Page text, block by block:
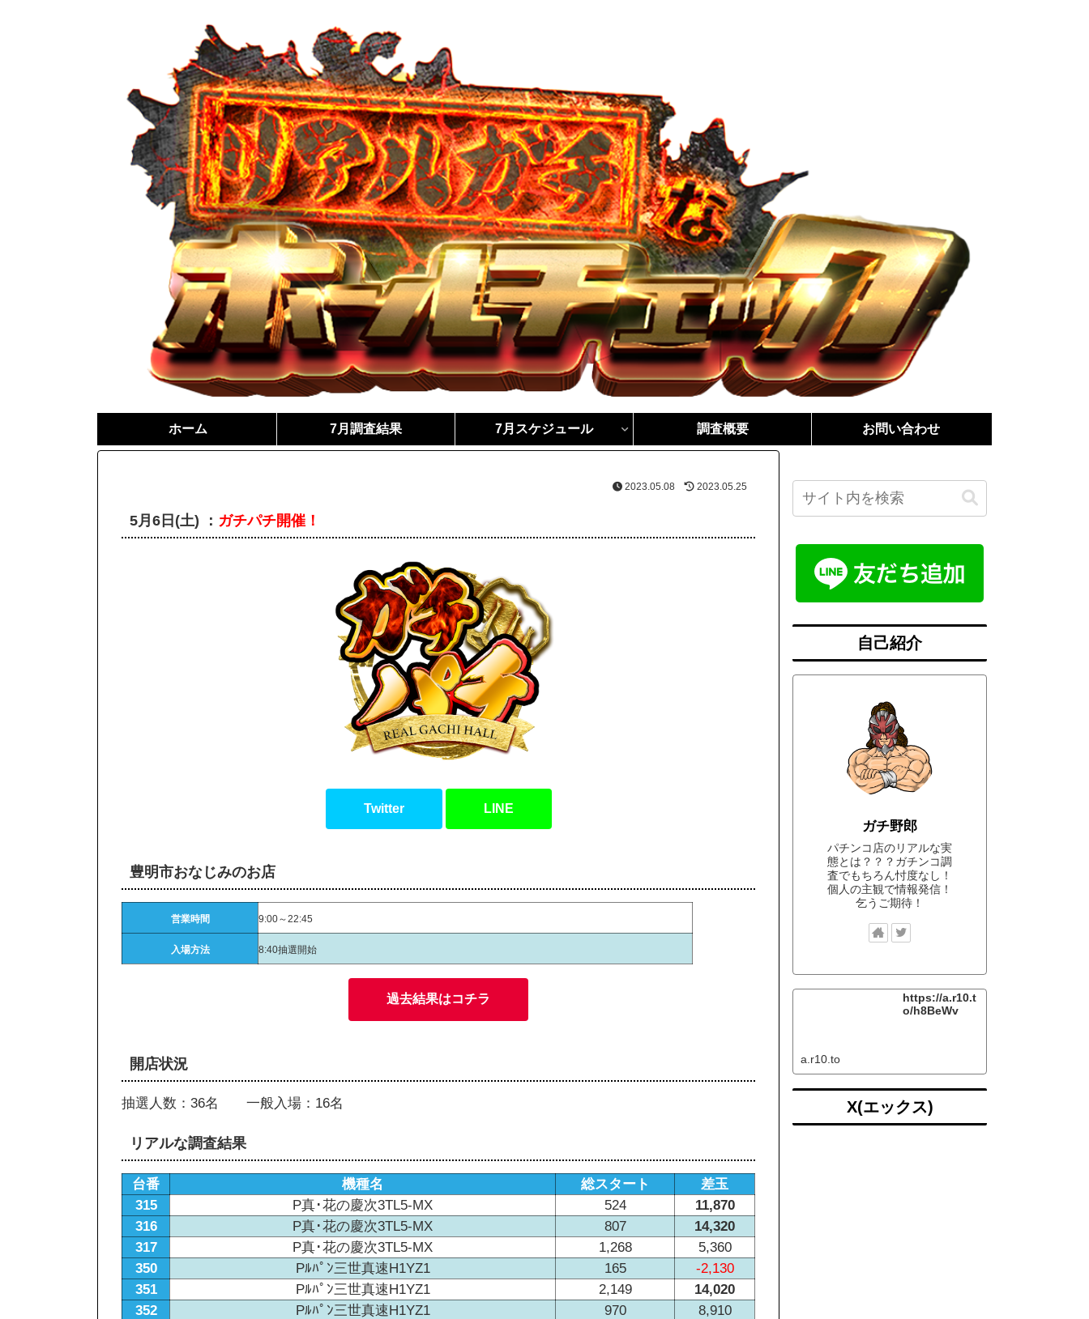
ホーム 7月調査結果 7月スケジュール 調査概要 お問い合わせ
2023.05.08 2023.05.25
5月6日(土) ： ガチパチ開催！
Twitter LINE
豊明市おなじみのお店
営業時間 9:00～22:45
入場方法 8:40抽選開始
過去結果はコチラ
開店状況
抽選人数：36名 一般入場：16名
リアルな調査結果
台番 機種名 総スタート
差玉
315
P真･花の慶次3TL5-MX 524
11,870
316
P真･花の慶次3TL5-MX 807
14,320
317
P真･花の慶次3TL5-MX 1,268
5,360
350
Pﾙﾊﾟﾝ三世真速H1YZ1 165
-2,130
351
Pﾙﾊﾟﾝ三世真速H1YZ1 2,149
14,020
352
Pﾙﾊﾟﾝ三世真速H1YZ1 970
8,910
自己紹介
ガチ野郎
パチンコ店のリアルな実
態とは？？？ガチンコ調
査でもちろん忖度なし！
個人の主観で情報発信！
乞うご期待！
https://a.r10.t
o/h8BeWv
a.r10.to
X(エックス)